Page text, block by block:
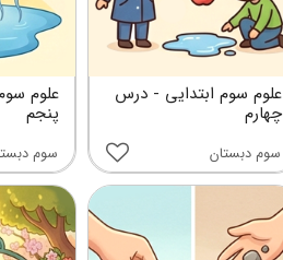
علوم
پنجم
سوم
علوم سوم ابتدایی - درس
چهارم
سوم دبستان